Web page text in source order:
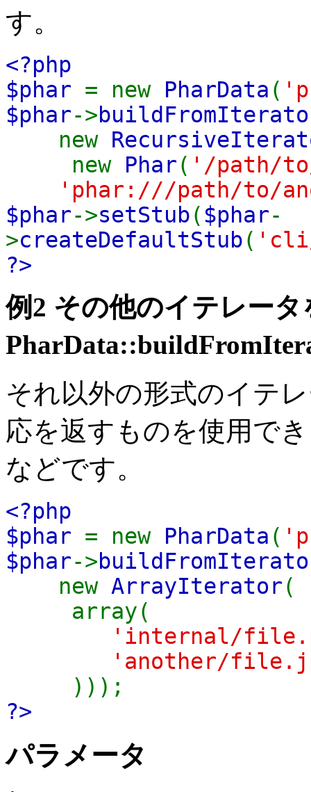
す。
<?php
$phar = new PharData (
$phar->
new
new Phar( '/path/
'phar:///path/to/
$phar->setStub( $phar-
>createDefaultStub(
?>
例2 その他のイテレー
それ以外の形式のイテ
応を返すものを使用で
などです。
<?php
$phar = new PharData (
$phar->
new ArrayIterator(
array(
'internal/
'another/
)));
?>
パラメータ